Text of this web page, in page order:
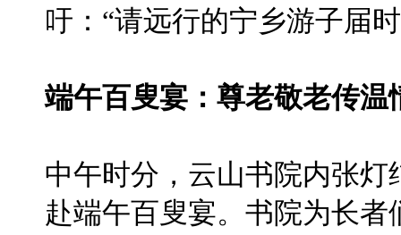
吁：“请远行的宁乡游子届
端午百叟宴：尊老敬老传温
中午时分，云山书院内张
赴端午百叟宴。书院为长